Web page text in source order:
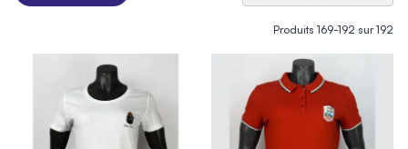
Produits 169-192 sur192